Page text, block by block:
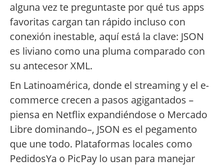
alguna vez te preguntaste por qué tus apps
favoritas cargan tan rápido incluso con
conexión inestable, aquí está la clave: JSON
es liviano como una pluma comparado con
su antecesor XML.
En Latinoamérica, donde el streaming y el e-
commerce crecen a pasos agigantados –
piensa en Netflix expandiéndose o Mercado
Libre dominando–, JSON es el pegamento
que une todo. Plataformas locales como
PedidosYa o PicPay lo usan para manejar